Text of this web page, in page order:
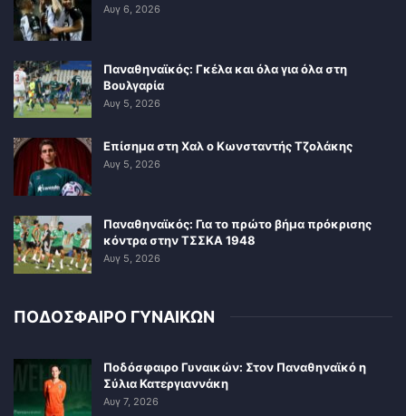
Αυγ 6, 2026
Παναθηναϊκός: Γκέλα και όλα για όλα στη
Βουλγαρία
Αυγ 5, 2026
Επίσημα στη Χαλ ο Κωνσταντής Τζολάκης
Αυγ 5, 2026
Παναθηναϊκός: Για το πρώτο βήμα πρόκρισης
κόντρα στην ΤΣΣΚΑ 1948
Αυγ 5, 2026
ΠΟΔΟΣΦΑΙΡΟ ΓΥΝΑΙΚΩΝ
Ποδόσφαιρο Γυναικών: Στον Παναθηναϊκό η
Σύλια Κατεργιαννάκη
Αυγ 7, 2026